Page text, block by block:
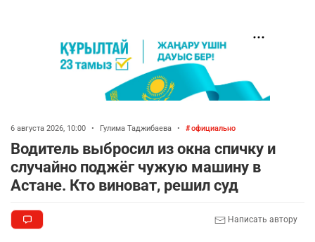
6 августа 2026, 10:00 • Гулима Таджибаева • официально
Водитель выбросил из окна спичку и
случайно поджёг чужую машину в
Астане. Кто виноват, решил суд
Написать автору